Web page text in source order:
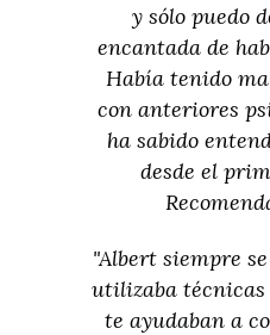
y sólo puedo
encantada de
Había tenido
con anteriores
ha sabido
desde el
"Albert siempre
utilizaba técnicas
te ayudaban a